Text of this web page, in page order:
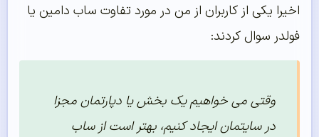
اخیرا یکی از کاربران از من در مورد تفاوت ساب دامین یا
فولدر سوال کردند:
وقتی می خواهیم یک بخش یا دپارتمان مجزا
در سایتمان ایجاد کنیم، بهتر است از ساب